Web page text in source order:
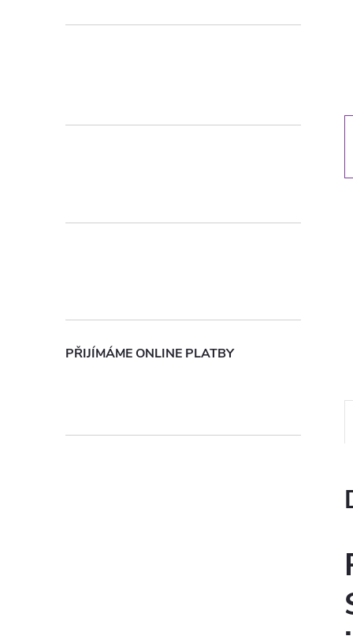
r
p
e
PŘIJÍMÁME ONLINE PLATBY